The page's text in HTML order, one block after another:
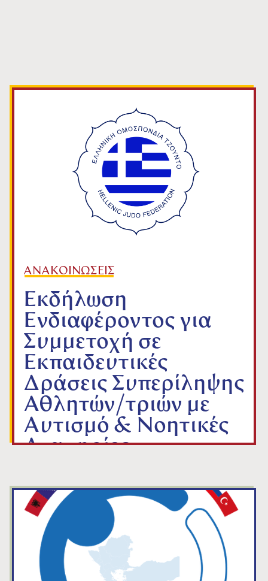
ΑΝΑΚΟΙΝΩΣΕΙΣ
Εκδήλωση
Ενδιαφέροντος για
Συμμετοχή σε
Εκπαιδευτικές
Δράσεις Συπερίληψης
Αθλητών/τριών με
Αυτισμό & Νοητικές
Αναπηρίες
Jan 9, 2026